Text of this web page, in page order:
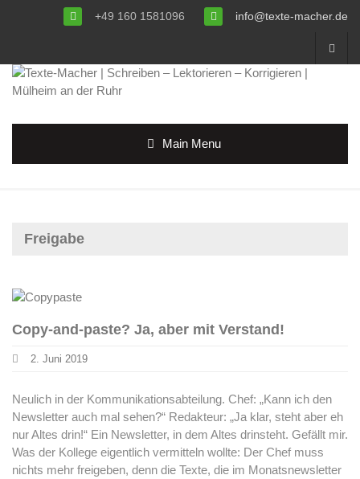
+49 160 1581096 info@texte-macher.de
Main Menu
Freigabe
Copy-and-paste? Ja, aber mit Verstand!
2. Juni 2019
Neulich in der Kommunikationsabteilung. Chef: „Kann ich den
Newsletter auch mal sehen?“ Redakteur: „Ja klar, steht aber eh
nur Altes drin!“ Ein Newsletter, in dem Altes drinsteht. Gefällt mir.
Was der Kollege eigentlich vermitteln wollte: Der Chef muss
nichts mehr freigeben, denn die Texte, die im Monatsnewsletter